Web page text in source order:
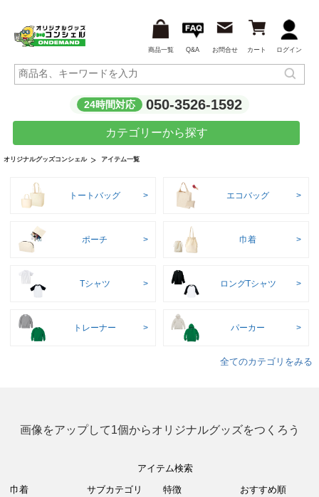
商品一覧 Q&A お問合せ カート ログイン
24時間対応 050-3526-1592
カテゴリーから探す
オリジナルグッズコンシェル アイテム一覧
トートバッグ エコバッグ
ポーチ 巾着
Tシャツ ロングTシャツ
トレーナー パーカー
全てのカテゴリをみる
画像をアップして1個からオリジナルグッズをつくろう
アイテム検索